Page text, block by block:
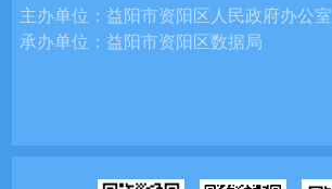
主办单位：益阳市资阳区人民政府办公室
承办单位：益阳市资阳区数据局